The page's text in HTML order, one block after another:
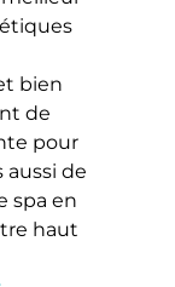
bien
de
pour
aussi de
spa en
haut